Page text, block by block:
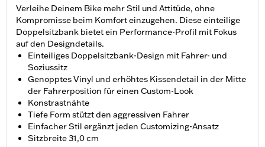
Verleihe Deinem Bike mehr Stil und Attitüde, ohne
Kompromisse beim Komfort einzugehen. Diese einteilige
Doppelsitzbank bietet ein Performance-Profil mit Fokus
auf den Designdetails.
Einteiliges Doppelsitzbank-Design mit Fahrer- und
Soziussitz
Genopptes Vinyl und erhöhtes Kissendetail in der Mitte
der Fahrerposition für einen Custom-Look
Konstrastnähte
Tiefe Form stützt den aggressiven Fahrer
Einfacher Stil ergänzt jeden Customizing-Ansatz
Sitzbreite 31,0 cm